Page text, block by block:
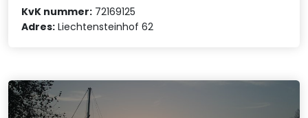
KvK nummer: 72169125
Adres: Liechtensteinhof 62